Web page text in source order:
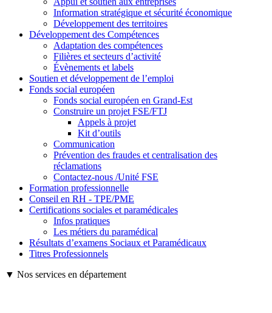
Information stratégique et sécurité économique
Développement des territoires
Développement des Compétences
Adaptation des compétences
Filières et secteurs d’activité
Évènements et labels
Soutien et développement de l’emploi
Fonds social européen
Fonds social européen en Grand-Est
Construire un projet FSE/FTJ
Appels à projet
Kit d’outils
Communication
Prévention des fraudes et centralisation des
réclamations
Contactez-nous /Unité FSE
Formation professionnelle
Conseil en RH - TPE/PME
Certifications sociales et paramédicales
Infos pratiques
Les métiers du paramédical
Résultats d’examens Sociaux et Paramédicaux
Titres Professionnels
▼ Nos services en département